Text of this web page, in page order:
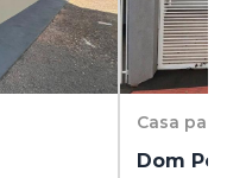
Casa
Dom